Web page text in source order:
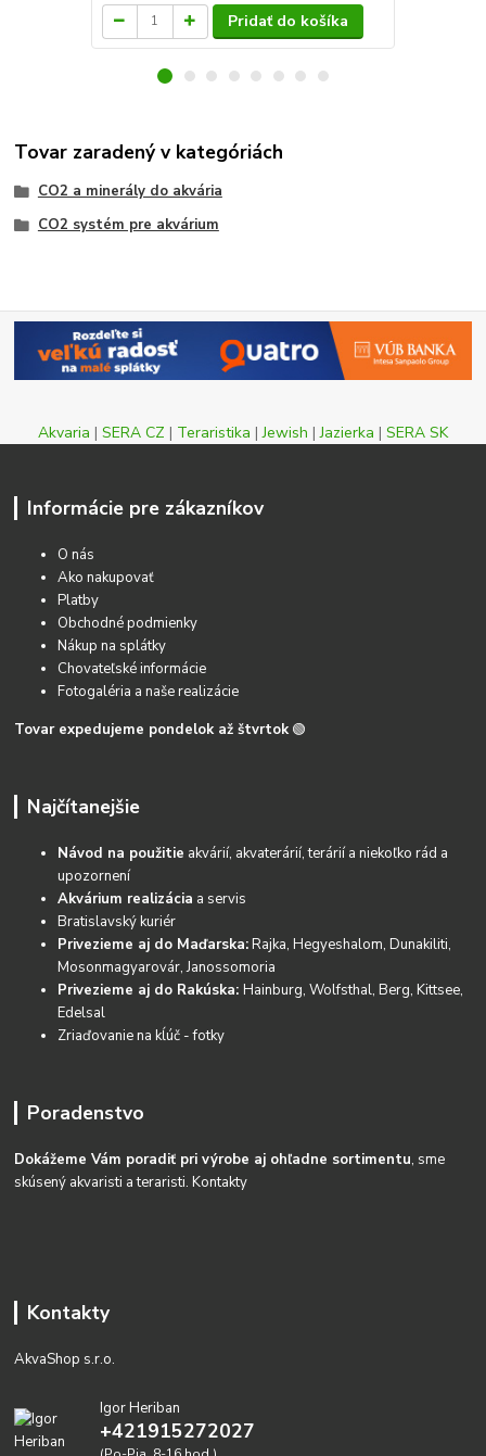
Pridať do košíka
Tovar zaradený v kategóriách
CO2 a minerály do akvária
CO2 systém pre akvárium
Akvaria | SERA CZ | Teraristika |Jewish |Jazierka | SERA SK
Informácie pre zákazníkov
O nás
Ako nakupovať
Platby
Obchodné podmienky
Nákup na splátky
Chovateľské informácie
Fotogaléria a naše realizácie
Tovar expedujeme pondelok až štvrtok 🟢
Najčítanejšie
Návod na použitie akvárií, akvaterárií, terárií a niekoľko rád a
upozornení
Akvárium realizácia a servis
Bratislavský kuriér
Privezieme aj do Maďarska:Rajka, Hegyeshalom, Dunakiliti,
Mosonmagyarovár, Janossomoria
Privezieme aj do Rakúska:Hainburg, Wolfsthal, Berg, Kittsee,
Edelsal
Zriaďovanie na kĺúč - fotky
Poradenstvo
Dokážeme Vám poradiť pri výrobe aj ohľadne sortimentu, sme
skúsený akvaristi a teraristi.Kontakty
Kontakty
AkvaShop s.r.o.
Igor Heriban
+421915272027